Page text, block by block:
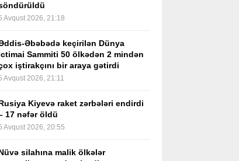
Avqust 2026, 21:18
Əbəbədə keçirilən Dünya
Sammiti 50 ölkədən 2 mindən
iştirakçını bir araya gətirdi
Avqust 2026, 21:11
Kiyevə raket zərbələri endirdi
17 nəfər öldü
Avqust 2026, 20:55
silahına malik ölkələr